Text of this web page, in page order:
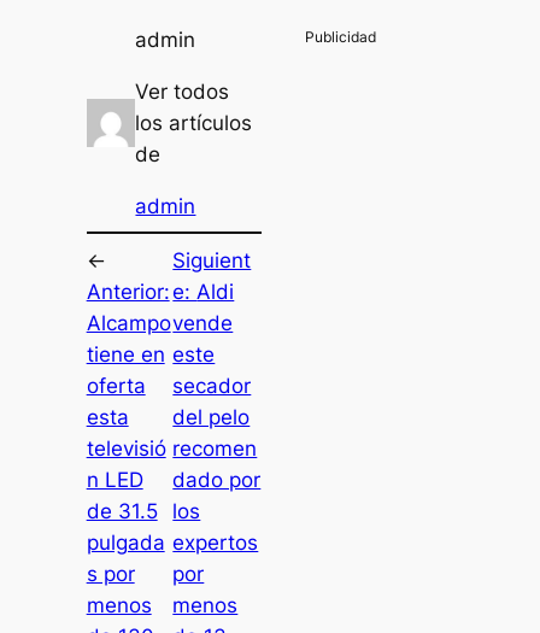
admin
Ver todos
los artículos
de
admin
←
Anterior:
Alcampo
tiene en
oferta
esta
televisió
n LED
de 31.5
pulgada
s por
menos
Siguient
e: Aldi
vende
este
secador
del pelo
recomen
dado por
los
expertos
por
menos